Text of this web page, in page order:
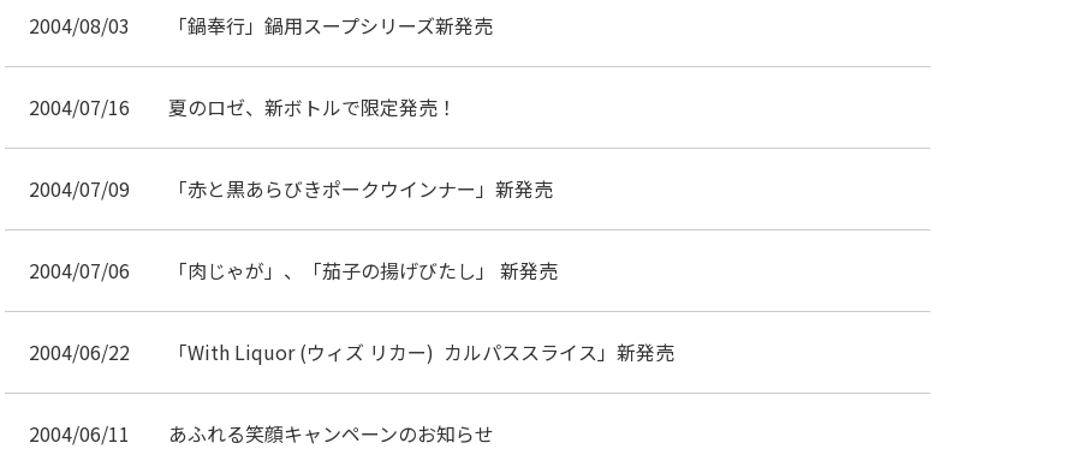
2004/08/03 「鍋奉行」鍋用スープシリーズ新発売
2004/07/16 夏のロゼ、新ボトルで限定発売！
2004/07/09 「赤と黒あらびきポークウインナー」新発売
2004/07/06 「肉じゃが」、「茄子の揚げびたし」 新発売
2004/06/22 「With Liquor (ウィズ リカー) カルパススライス」新発売
2004/06/11 あふれる笑顔キャンペーンのお知らせ